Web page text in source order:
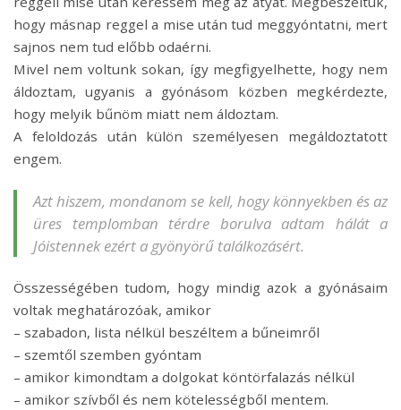
hogy másnap reggel a mise után tud meggyóntatni, mert
sajnos nem tud előbb odaérni.
Mivel nem voltunk sokan, így megfigyelhette, hogy nem
áldoztam, ugyanis a gyónásom közben megkérdezte,
hogy melyik bűnöm miatt nem áldoztam.
A feloldozás után külön személyesen megáldoztatott
engem.
Azt hiszem, mondanom se kell, hogy könnyekben és az
üres templomban térdre borulva adtam hálát a
Jóistennek ezért a gyönyörű találkozásért.
Összességében tudom, hogy mindig azok a gyónásaim
voltak meghatározóak, amikor
– szabadon, lista nélkül beszéltem a bűneimről
– szemtől szemben gyóntam
– amikor kimondtam a dolgokat köntörfalazás nélkül
– amikor szívből és nem kötelességből mentem.